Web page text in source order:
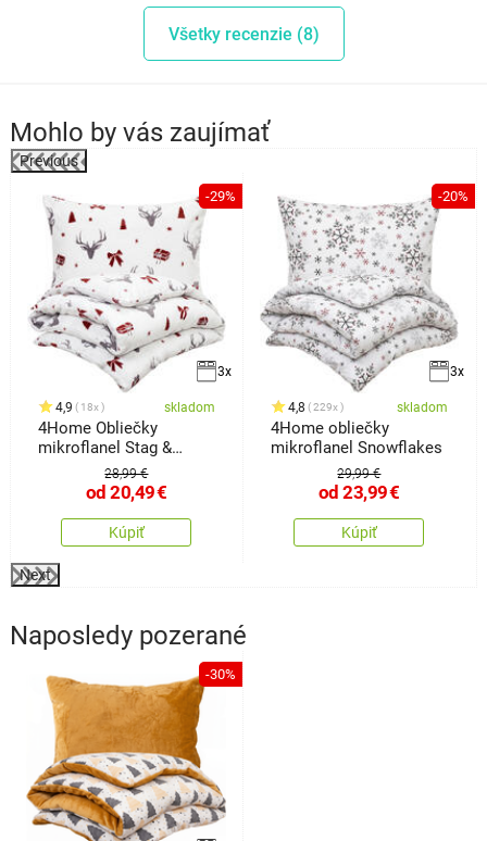
Všetky recenzie (8)
Mohlo by vás zaujímať
Previous
-29%
3x
4,9 18x skladom
4Home Obliečky
mikroflanel Stag &
28,99 €
od 20,49€
Kúpiť
-20%
3x
4,8 229x skladom
4Home obliečky
mikroflanel Snowflakes
29,99 €
od 23,99€
Kúpiť
Next
Naposledy pozerané
-30%